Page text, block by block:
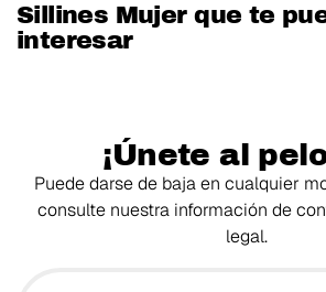
Sillines Mujer que te
interesar
¡Únete al
Puede darse de baja en cualquier
consulte nuestra información de
legal.